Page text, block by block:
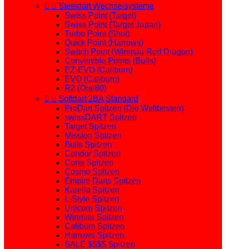
  Steeldart Wechselsysteme
Swiss Point (Target)
Swiss Point (Target Japan)
Turbo Point (Shot)
Quick Point (Harrows)
Switch Point (Winmau-Red Dragon)
Convertible Points (Bulls)
EZ-EVO (Caliburn)
EVO (Caliburn)
R2 (One80)
  Softdart 2BA Standard
ProDart Spitzen (Die Weltbesten)
swissDART Spitzen
Target Spitzen
Mission Spitzen
Bulls Spitzen
Condor Spitzen
Cone Spitzen
Cosmo Spitzen
Empire Darts Spitzen
Karella Spitzen
L-Style Spitzen
Unicorn Spitzen
Winmau Spitzen
Caliburn Spitzen
Harrows Spitzen
SALE $$$$ Spitzen